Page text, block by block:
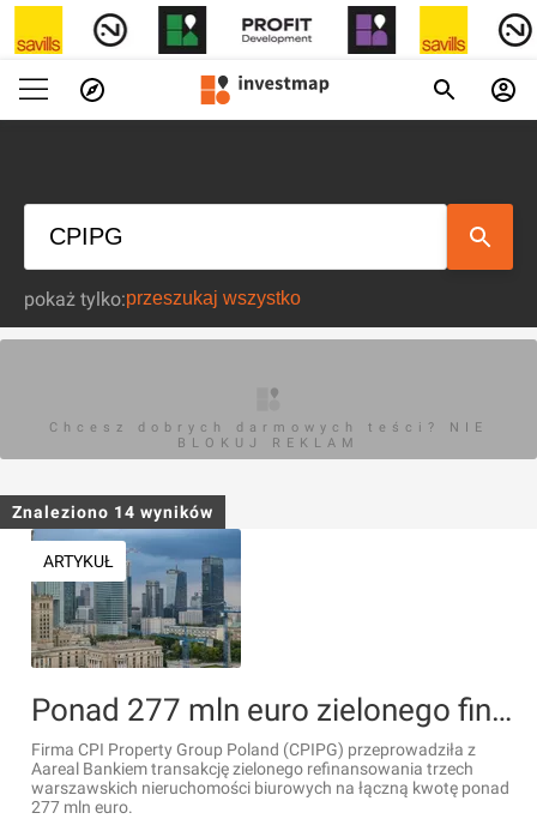
pokaż tylko:
Chcesz dobrych darmowych teści? NIE
BLOKUJ REKLAM
Znaleziono 14 wyników
ARTYKUŁ
Ponad 277 mln euro zielonego finansowania dla CPIPG na trzy biurowce w Warszawie
Firma CPI Property Group Poland (CPIPG) przeprowadziła z
Aareal Bankiem transakcję zielonego refinansowania trzech
warszawskich nieruchomości biurowych na łączną kwotę ponad
277 mln euro.